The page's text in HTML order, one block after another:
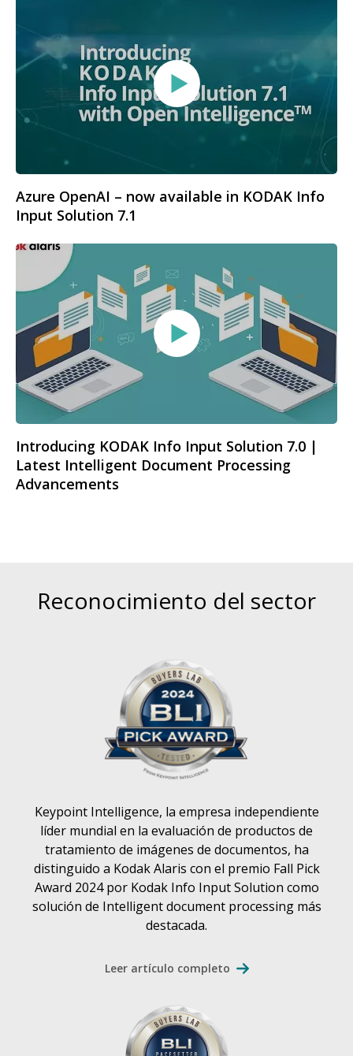
Azure OpenAI – now available in KODAK Info
Input Solution 7.1
Introducing KODAK Info Input Solution 7.0 |
Latest Intelligent Document Processing
Advancements
Reconocimiento del sector
Keypoint Intelligence, la empresa independiente
líder mundial en la evaluación de productos de
tratamiento de imágenes de documentos, ha
distinguido a Kodak Alaris con el premio Fall Pick
Award 2024 por Kodak Info Input Solution como
solución de Intelligent document processing más
destacada.
Leer artículo completo